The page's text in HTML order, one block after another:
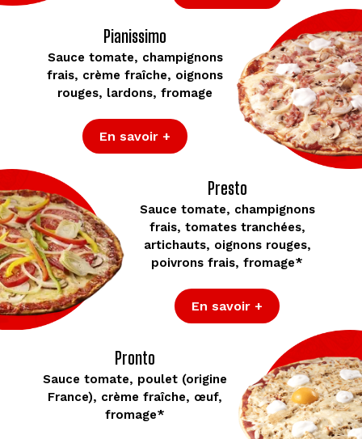
Pianissimo
Sauce tomate, champignons
frais, crème fraîche, oignons
rouges, lardons, fromage
En savoir +
Presto
Sauce tomate, champignons
frais, tomates tranchées,
artichauts, oignons rouges,
poivrons frais, fromage*
En savoir +
Pronto
Sauce tomate, poulet (origine
France), crème fraîche, œuf,
fromage*